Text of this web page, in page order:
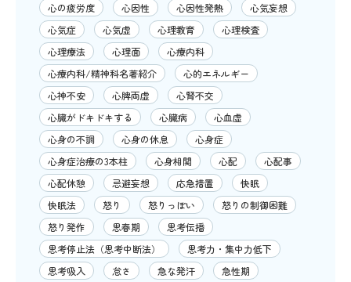
心の疲労度
心因性 心因性発熱
心気妄想
心気症
心気虚 心理教育
心理検査
心理療法
心理面
心療内科
心療内科/精神科名著紹介
心的エネルギー
心神不安
心脾両虚
心腎不交
心臓がドキドキする
心臓病
心血虚
心身の不調
心身の休息
心身症
心身症治療の3本柱
心身相関 心配
心配事
心配休憩
忌避妄想 応急措置
快眠
快眠法
怒り 怒りっぽい
怒りの制御困難
怒り発作
思春期
思考伝播
思考停止法（思考中断法）
思考力・集中力低下
思考吸入
怠さ 急な発汗
急性期